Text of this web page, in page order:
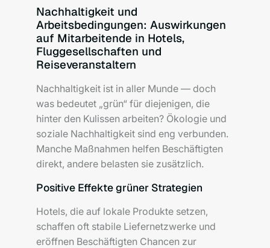
Nachhaltigkeit und
Arbeitsbedingungen: Auswirkungen
auf Mitarbeitende in Hotels,
Fluggesellschaften und
Reiseveranstaltern
Nachhaltigkeit ist in aller Munde — doch
was bedeutet „grün“ für diejenigen, die
hinter den Kulissen arbeiten? Ökologie und
soziale Nachhaltigkeit sind eng verbunden.
Manche Maßnahmen helfen Beschäftigten
direkt, andere belasten sie zusätzlich.
Positive Effekte grüner Strategien
Hotels, die auf lokale Produkte setzen,
schaffen oft stabile Liefernetzwerke und
eröffnen Beschäftigten Chancen zur